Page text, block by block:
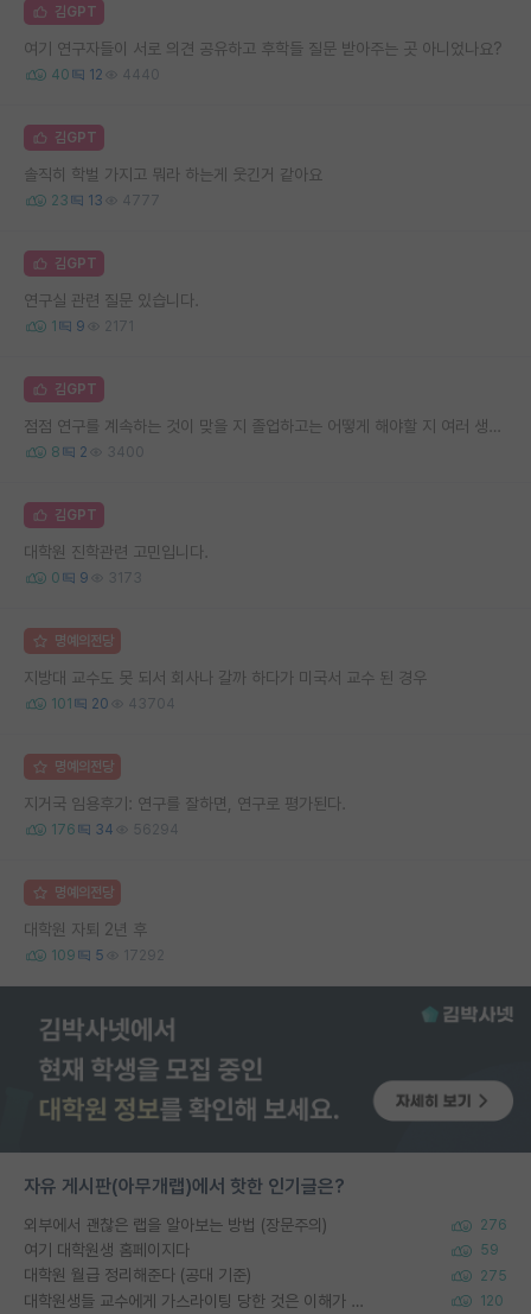
김GPT
여기 연구자들이 서로 의견 공유하고 후학들 질문 받아주는 곳 아니었나요?
40 12 4440
김GPT
솔직히 학벌 가지고 뭐라 하는게 웃긴거 같아요
23 13 4777
김GPT
연구실 관련 질문 있습니다.
1 9 2171
김GPT
점점 연구를 계속하는 것이 맞을 지 졸업하고는 어떻게 해야할 지 여러 생각이 듭니다.
8 2 3400
김GPT
대학원 진학관련 고민입니다.
0 9 3173
명예의전당
지방대 교수도 못 되서 회사나 갈까 하다가 미국서 교수 된 경우
101 20 43704
명예의전당
지거국 임용후기: 연구를 잘하면, 연구로 평가된다.
176 34 56294
명예의전당
대학원 자퇴 2년 후
109 5 17292
자유 게시판(아무개랩)에서 핫한 인기글은?
외부에서 괜찮은 랩을 알아보는 방법 (장문주의) 276
여기 대학원생 홈페이지다 59
대학원 월급 정리해준다 (공대 기준) 275
대학원생들 교수에게 가스라이팅 당한 것은 이해가 갑니다. 안타깝네요. 120